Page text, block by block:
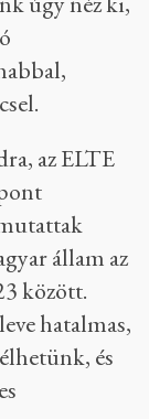
az ELTE
állam az
között.
hatalmas,
és